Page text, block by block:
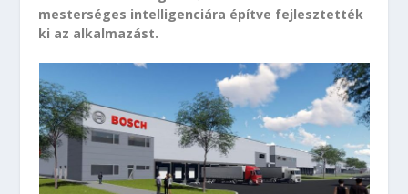
mesterséges intelligenciára építve fejlesztették
ki az alkalmazást.